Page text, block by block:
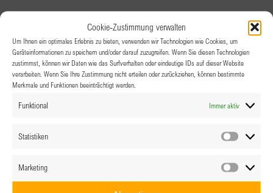
Cookie-Zustimmung verwalten
Um Ihnen ein optimales Erlebnis zu bieten, verwenden wir Technologien wie Cookies, um
Geräteinformationen zu speichern und/oder darauf zuzugreifen. Wenn Sie diesen Technologien
zustimmst, können wir Daten wie das Surfverhalten oder eindeutige IDs auf dieser Website
verarbeiten. Wenn Sie Ihre Zustimmung nicht erteilen oder zurückziehen, können bestimmte
Merkmale und Funktionen beeinträchtigt werden.
Funktional Immer aktiv
Statistiken
Marketing